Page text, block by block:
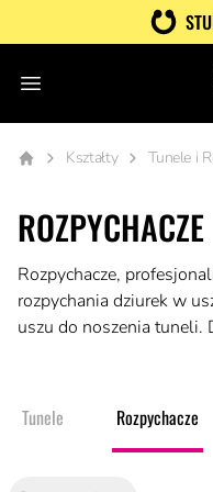
Otwórz menu
Kształty Tunele i
ROZPYCHACZE
Rozpychacze,
rozpychania dziurek w
uszu do noszenia tuneli.
w odpowiednim tempie
Rozpychacze występują
z różnorodnych
różnorodnych potrzeb.
Tunele Rozpychacze